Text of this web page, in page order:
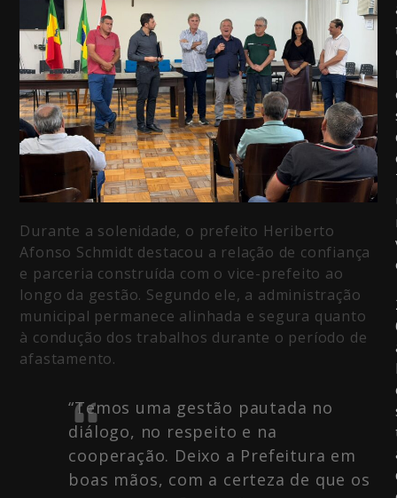
Durante a solenidade, o prefeito Heriberto
Afonso Schmidt destacou a relação de confiança
e parceria construída com o vice-prefeito ao
longo da gestão. Segundo ele, a administração
municipal permanece alinhada e segura quanto
à condução dos trabalhos durante o período de
afastamento.
“Temos uma gestão pautada no
diálogo, no respeito e na
cooperação. Deixo a Prefeitura em
boas mãos, com a certeza de que os